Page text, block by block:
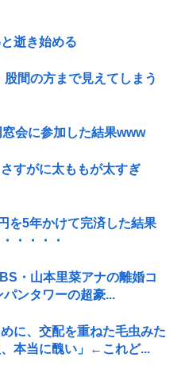
逝き始める
股間の方まで見えてしまう
窓会に参加した結果www
すがに太ももが太すぎ
を5年かけて完済した結果
・・・・
・山本里菜アナの離婚コ
ンタワーの超豪...
に、交配を重ねた毛虫みた
本当に醜い」←これど...